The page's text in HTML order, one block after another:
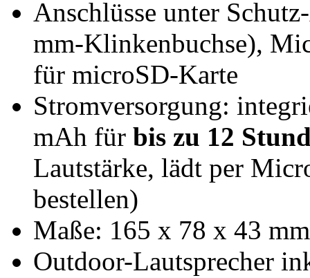
Anschlüsse unter
mm-Klinkenbuchse),
für microSD-Karte
Stromversorgung:
mAh für bis zu 12
Lautstärke, lädt per
bestellen)
Maße: 165 x 78 x 43
Outdoor-Lautsprecher